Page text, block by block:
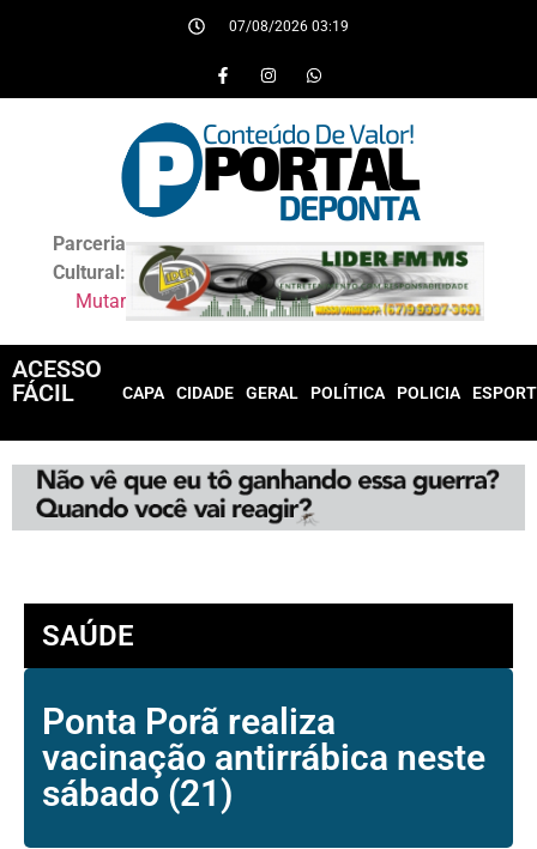
07/08/2026 03:19
Parceria
Cultural:
Mutar
ACESSO
FÁCIL
CAPA CIDADE GERAL POLÍTICA POLICIA
SAÚDE
Ponta Porã realiza
vacinação antirrábica neste
sábado (21)